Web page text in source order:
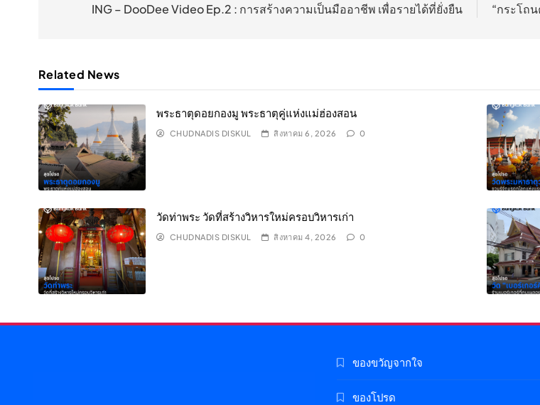
ING – DooDee Video Ep.2 : การสร้างความเป็นมืออาชีพ เพื่อรายได้ที่ยั่งยืน
“กระโถ
Related News
พระธาตุดอยกองมู พระธาตุคู่แห่งแม่ฮ่องสอน
CHUDNADIS DISKUL สิงหาคม 6, 2026 0
วัดท่าพระ วัดที่สร้างวิหารใหม่ครอบวิหารเก่า
CHUDNADIS DISKUL สิงหาคม 4, 2026 0
ของขวัญจากใจ
ของโปรด